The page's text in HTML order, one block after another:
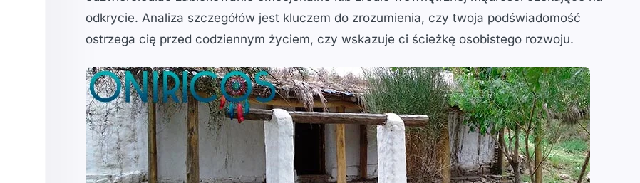
odkrycie. Analiza szczegółów jest kluczem do zrozumienia, czy twoja podświadomość
ostrzega cię przed codziennym życiem, czy wskazuje ci ścieżkę osobistego rozwoju.